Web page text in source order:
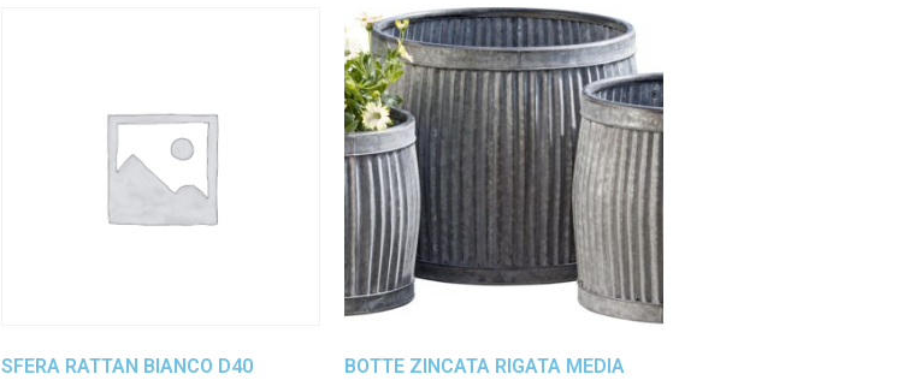
SFERA RATTAN BIANCO D40 BOTTE ZINCATA RIGATA MEDIA